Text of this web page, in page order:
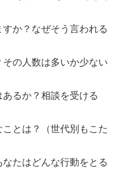
か？なぜそう言われる
の人数は多いか少ない
るか？相談を受ける
とは？（世代別もこた
たはどんな行動をとる